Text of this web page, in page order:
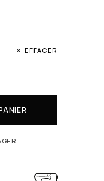
EFFACER